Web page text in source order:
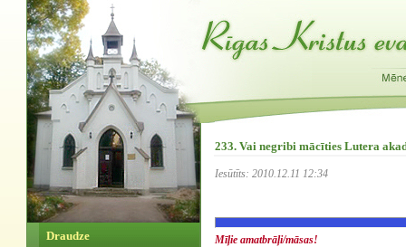
Draudze
233. Vai negribi mācīties Lutera
Iesūtīts: 2010.12.11 12:34
Mīļie amatbrāļi/māsas!